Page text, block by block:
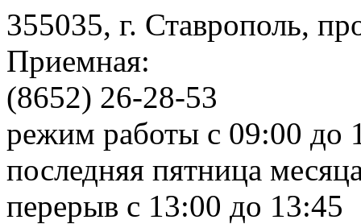
355035, г. Ставрополь,
Приемная:
(8652) 26-28-53
режим работы с 09:00 до
последняя пятница
перерыв с 13:00 до 13:45